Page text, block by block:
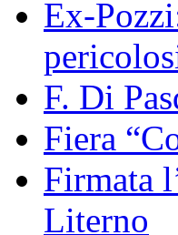
Ex-
F. Di
Fiera
Firmata
Literno